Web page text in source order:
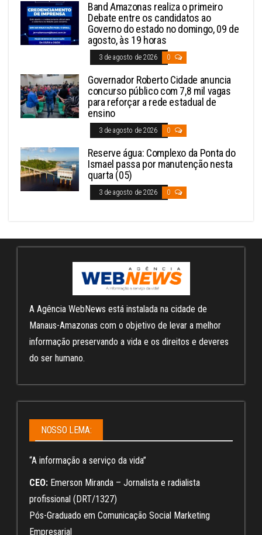
Band Amazonas realiza o primeiro
Debate entre os candidatos ao
Governo do estado no domingo, 09 de
agosto, às 19 horas
3 de agosto de 2026 0
Governador Roberto Cidade anuncia
concurso público com 7,8 mil vagas
para reforçar a rede estadual de
ensino
3 de agosto de 2026 0
Reserve água: Complexo da Ponta do
Ismael passa por manutenção nesta
quarta (05)
3 de agosto de 2026 0
A Agência WebNews está instalada na cidade de
Manaus-Amazonas com o objetivo de levar a melhor
informação preservando a vida e os direitos e deveres
do ser humano.
NOSSO LEMA:
“A informação a serviço da vida”
CEO: Emerson Miranda – Jornalista e radialista
profissional (DRT/1327)
Pós-Graduado em Comunicação Social Marketing
Empresarial